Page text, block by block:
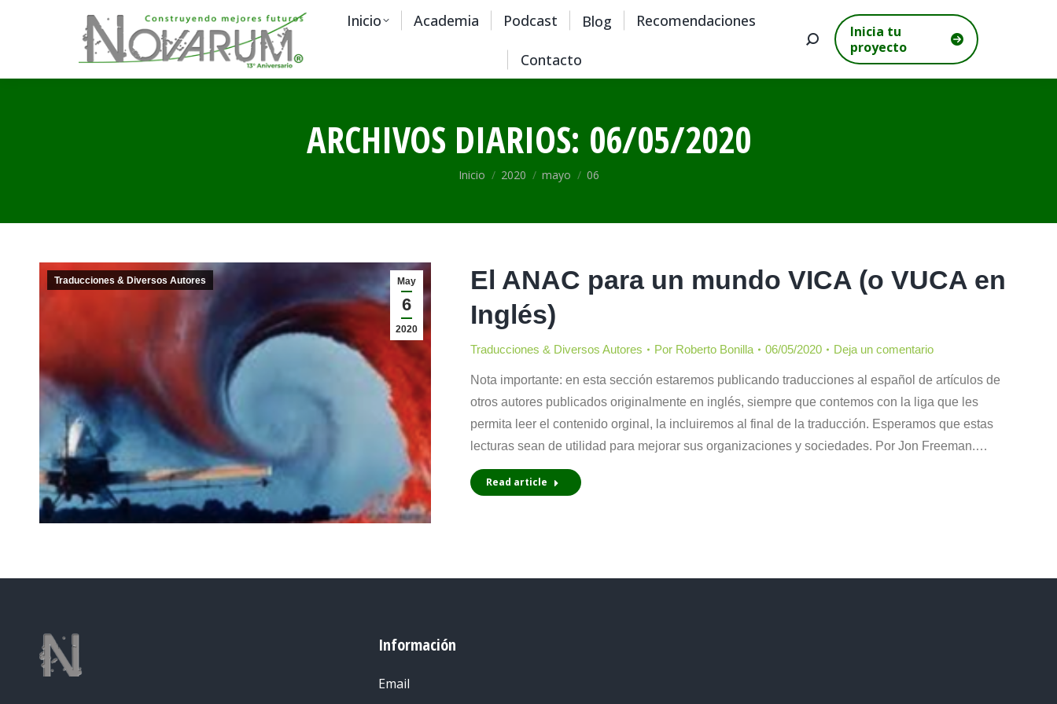
Inicio Academia Podcast Blog Recomendaciones
Contacto
Buscar:
Inicia tu
proyecto
ARCHIVOS DIARIOS: 06/05/2020
Estás aquí:
Inicio 2020 mayo 06
May
6
2020
Traducciones & Diversos Autores
El ANAC para un mundo VICA (o VUCA en
Inglés)
Traducciones & Diversos Autores Por Roberto Bonilla 06/05/2020 Deja un comentario
Nota importante: en esta sección estaremos publicando traducciones al español de artículos de
otros autores publicados originalmente en inglés, siempre que contemos con la liga que les
permita leer el contenido orginal, la incluiremos al final de la traducción. Esperamos que estas
lecturas sean de utilidad para mejorar sus organizaciones y sociedades. Por Jon Freeman.…
Read article
Información
Email